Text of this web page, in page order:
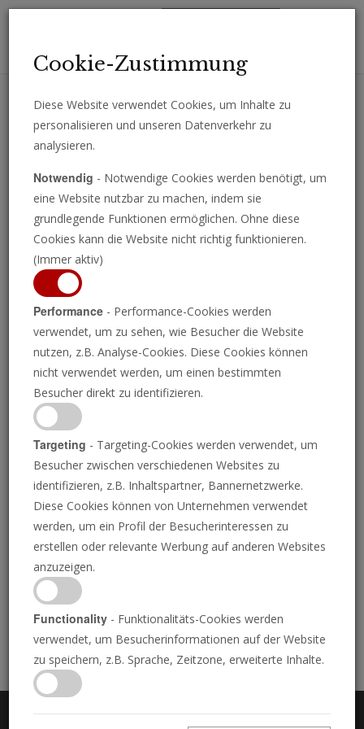
Erhalten Sie wichtige Analysen, Kommentare und Nachrichten
Wer und was ist
Gott?
Warenkorb
Ihr Warenkorb ist leer. Für Literaturbestellungen
durchsuchen Sie unsere Bibliothek und legen Sie Artikel
in Ihren Warenkorb.
Cookie-Zustimmung
Diese Website verwendet Cookies, um Inhalte zu
personalisieren und unseren Datenverkehr zu
analysieren.
Notwendig - Notwendige Cookies werden benötigt, um
eine Website nutzbar zu machen, indem sie
grundlegende Funktionen ermöglichen. Ohne diese
Cookies kann die Website nicht richtig funktionieren.
(Immer aktiv)
Performance - Performance-Cookies werden
verwendet, um zu sehen, wie Besucher die Website
nutzen, z.B. Analyse-Cookies. Diese Cookies können
nicht verwendet werden, um einen bestimmten
Besucher direkt zu identifizieren.
Targeting - Targeting-Cookies werden verwendet, um
Besucher zwischen verschiedenen Websites zu
identifizieren, z.B. Inhaltspartner, Bannernetzwerke.
Diese Cookies können von Unternehmen verwendet
werden, um ein Profil der Besucherinteressen zu
erstellen oder relevante Werbung auf anderen Websites
anzuzeigen.
Functionality - Funktionalitäts-Cookies werden
verwendet, um Besucherinformationen auf der Website
zu speichern, z.B. Sprache, Zeitzone, erweiterte Inhalte.